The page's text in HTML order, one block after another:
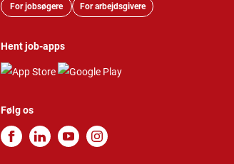
For jobsøgere For arbejdsgivere
Hent job-apps
Følg os